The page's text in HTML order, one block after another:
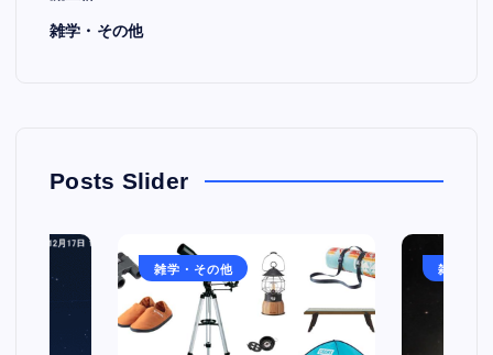
雑学・その他
Posts Slider
雑学・その他 雑学・そ